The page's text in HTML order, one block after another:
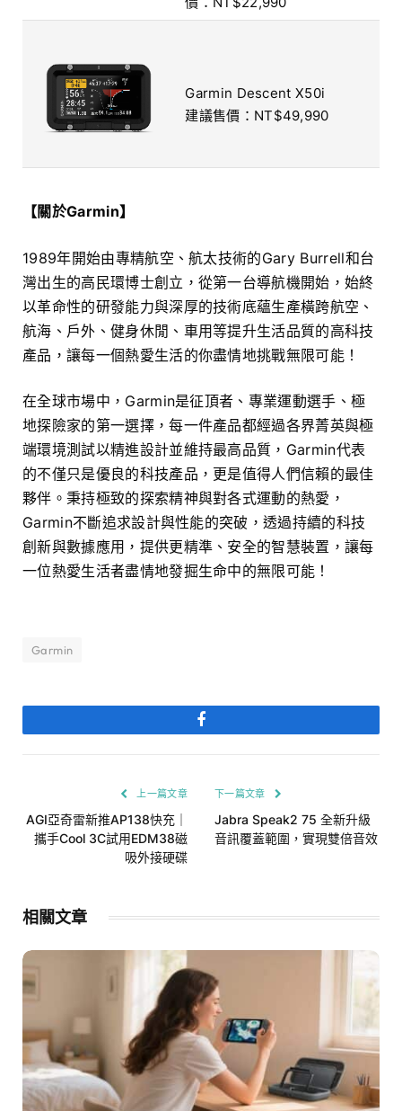
Garmin Descent X50i
建議售價：NT$49,990
【關於Garmin】
1989年開始由專精航空、航太技術的Gary Burrell和台
灣出生的高民環博士創立，從第一台導航機開始，始終
以革命性的研發能力與深厚的技術底蘊生產橫跨航空、
航海、戶外、健身休閒、車用等提升生活品質的高科技
產品，讓每一個熱愛生活的你盡情地挑戰無限可能！
在全球市場中，Garmin是征頂者、專業運動選手、極
地探險家的第一選擇，每一件產品都經過各界菁英與極
端環境測試以精進設計並維持最高品質，Garmin代表
的不僅只是優良的科技產品，更是值得人們信賴的最佳
夥伴。秉持極致的探索精神與對各式運動的熱愛，
Garmin不斷追求設計與性能的突破，透過持續的科技
創新與數據應用，提供更精準、安全的智慧裝置，讓每
一位熱愛生活者盡情地發掘生命中的無限可能！
Garmin
Facebook
上一篇文章
AGI亞奇雷新推AP138快充｜
攜手Cool 3C試用EDM38磁
吸外接硬碟
下一篇文章
Jabra Speak2 75 全新升級
音訊覆蓋範圍，實現雙倍音效
相關文章